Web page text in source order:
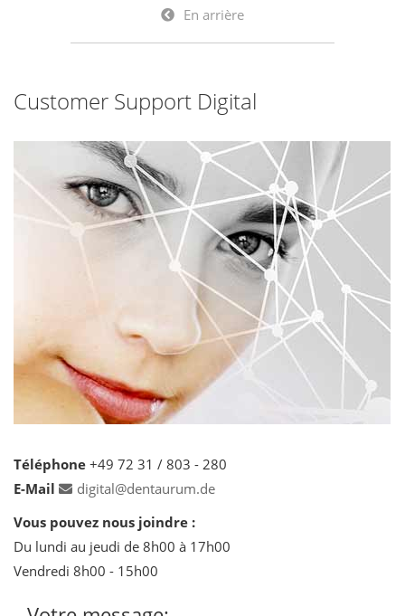
En arrière
Customer Support Digital
Téléphone +49 72 31 / 803 - 280
E-Mail
digital@dentaurum.de
Vous pouvez nous joindre :
Du lundi au jeudi de 8h00 à 17h00
Vendredi 8h00 - 15h00